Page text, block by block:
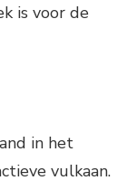
is voor de
in het
vulkaan.